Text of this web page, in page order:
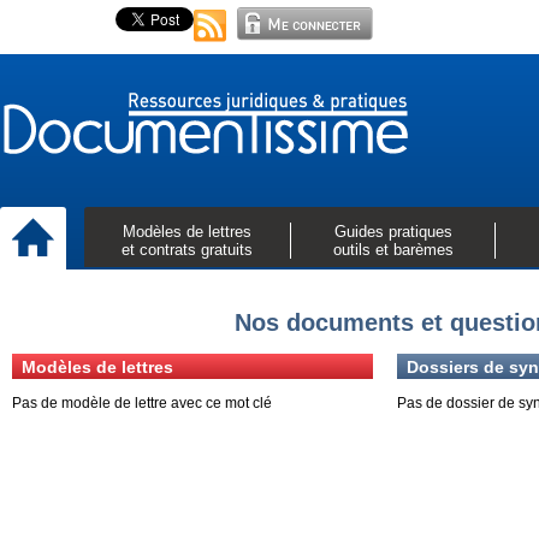
Modèles de lettres
et contrats gratuits
Guides pratiques
outils et barèmes
Nos documents et
Modèles de lettres
Pas de modèle de lettre avec ce mot clé
Dossiers de
Pas de dossier de